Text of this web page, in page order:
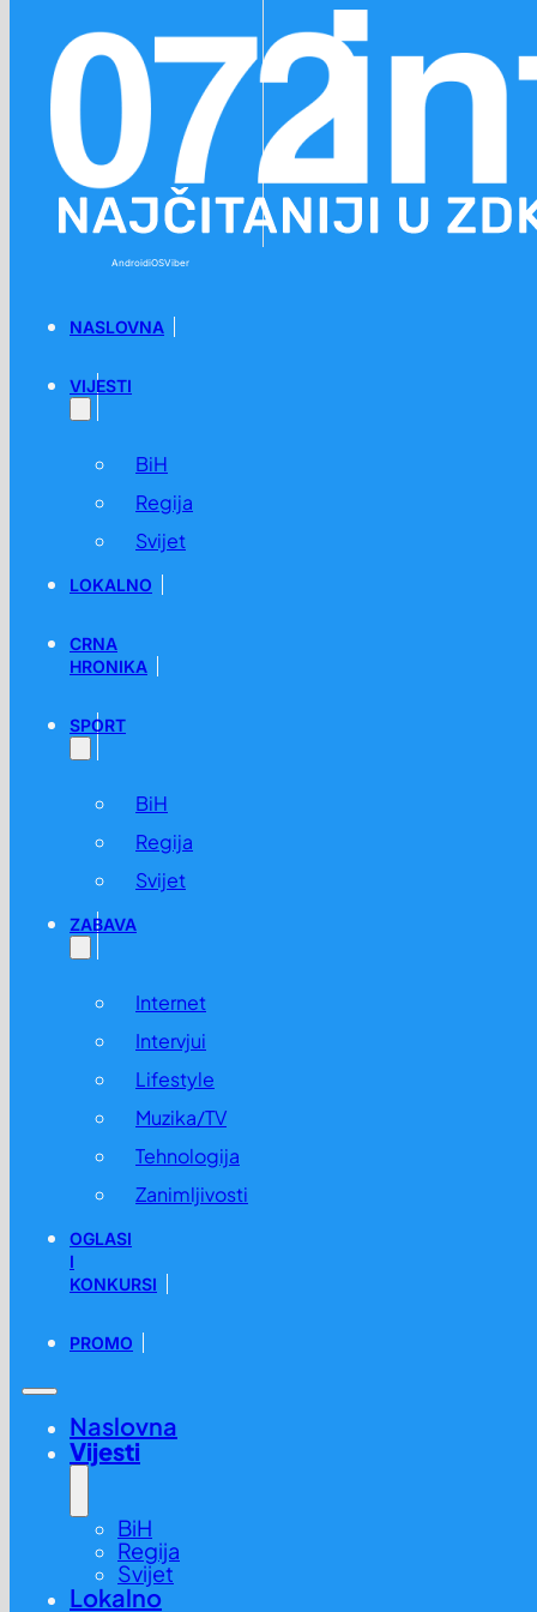
AndroidiOSViber
NASLOVNA
VIJESTI
BiH
Regija
Svijet
LOKALNO
CRNA
HRONIKA
SPORT
BiH
Regija
Svijet
ZABAVA
Internet
Intervjui
Lifestyle
Muzika/TV
Tehnologija
Zanimljivosti
OGLASI
I
KONKURSI
PROMO
Naslovna
Vijesti
BiH
Regija
Svijet
Lokalno